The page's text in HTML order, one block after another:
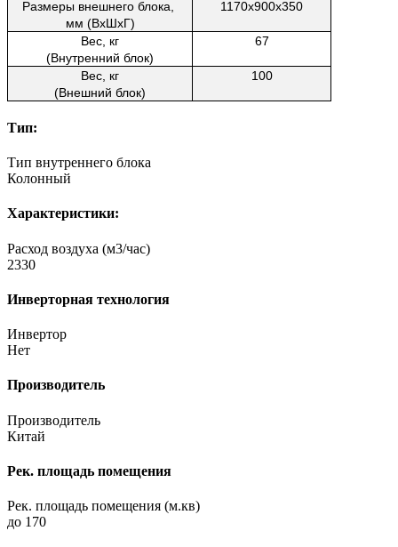
Размеры внешнего блока,
мм (ВxШxГ)
1170x900x350
Вес, кг
(Внутренний блок)
67
Вес, кг
(Внешний блок)
100
Тип:
Тип внутреннего блока
Колонный
Характеристики:
Расход воздуха (м3/час)
2330
Инверторная технология
Инвертор
Нет
Производитель
Производитель
Китай
Рек. площадь помещения
Рек. площадь помещения (м.кв)
до 170